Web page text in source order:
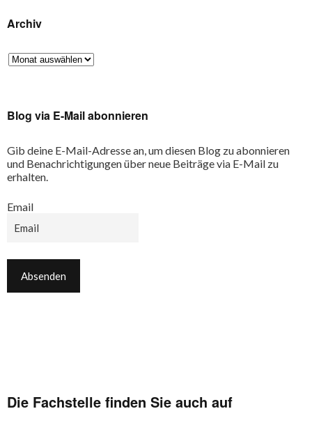
Archiv
Blog via E-Mail abonnieren
Gib deine E-Mail-Adresse an, um diesen Blog zu abonnieren
und Benachrichtigungen über neue Beiträge via E-Mail zu
erhalten.
Email
Die Fachstelle finden Sie auch auf